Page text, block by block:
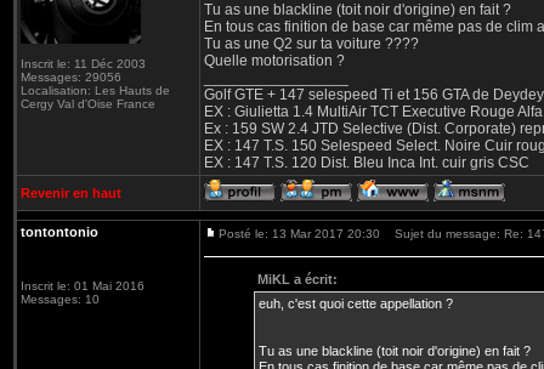
Inscrit le: 11 Déc 2003
Messages: 29056
Localisation: Les Hauts de
Cergy Val d'Oise France
Tu as une blackline (toit noir d'origine) en fait ?
En tous cas finition de base car même pas de clim
Tu as une Q2 sur ta voiture ????
Quelle motorisation ?
Golf GTE + 147 selespeed Ti et 156 GTA de
EX : Giulietta 1.4 MultiAir TCT Executive Rouge
Ex : 159 SW 2.4 JTD Selective (Dist. Corporate)
EX : 147 T.S. 150 Selespeed Select. Noire Cuir
EX : 147 T.S. 120 Dist. Bleu Inca Int. cuir gris CSC
Revenir en haut
tontontonio
Inscrit le: 01 Mai 2016
Messages: 10
Posté le: 13 Mar 2017 20:30 Sujet du message: Re:
MiKL a écrit:
euh, c'est quoi cette appellation ?
Tu as une blackline (toit noir d'origine) en fait ?